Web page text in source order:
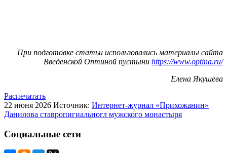
При подготовке статьи использовались материалы сайта
Введенской Оптиной пустыни https://www.optina.ru/
Елена Якушева
Распечатать
22 июня 2026 Источник: Интернет-журнал «Прихожанин»
Данилова ставропигиальногл мужского монастыря
Социальные сети